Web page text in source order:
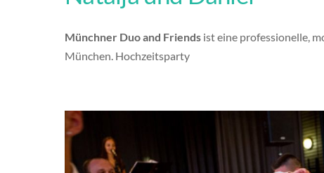
Münchner Duo and Friends ist eine professionelle,
München. Hochzeitsparty
Gallery